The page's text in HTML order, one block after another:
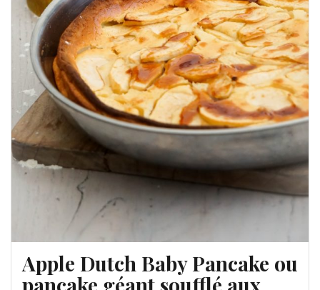
Apple Dutch Baby Pancake ou
pancake géant soufflé aux